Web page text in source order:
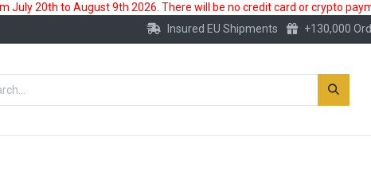
20th to August 9th 2026. There will be no credit card or crypto
Insured EU Shipments +130,000